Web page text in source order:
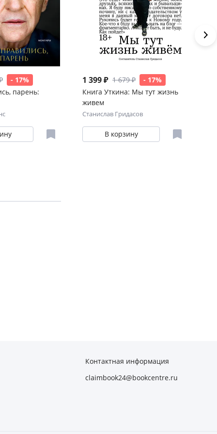
- 17%
парень:
1 399 ₽ 1 679 ₽
- 17%
Книга Уткина: Мы тут жизнь
живем
Станислав Гридасов
В корзину
Контактная информация
claimbook24@bookcentre.ru